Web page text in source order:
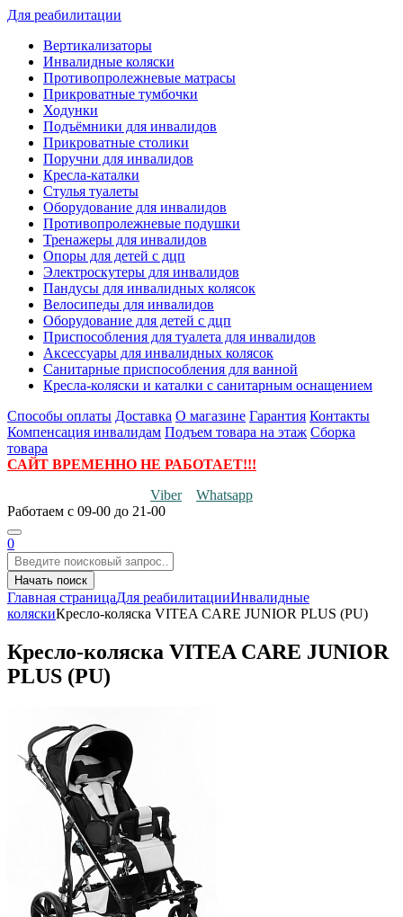
Для реабилитации
Вертикализаторы
Инвалидные коляски
Противопролежневые матрасы
Прикроватные тумбочки
Ходунки
Подъёмники для инвалидов
Прикроватные столики
Поручни для инвалидов
Кресла-каталки
Стулья туалеты
Оборудование для инвалидов
Противопролежневые подушки
Тренажеры для инвалидов
Опоры для детей с дцп
Электроскутеры для инвалидов
Пандусы для инвалидных колясок
Велосипеды для инвалидов
Оборудование для детей с дцп
Приспособления для туалета для инвалидов
Аксессуары для инвалидных колясок
Санитарные приспособления для ванной
Кресла-коляски и каталки с санитарным оснащением
Способы оплаты Доставка О магазине Гарантия Контакты
Компенсация инвалидам Подъем товара на этаж Сборка
товара
САЙТ ВРЕМЕННО НЕ РАБОТАЕТ!!!
Viber
Whatsapp
Работаем с 09-00 до 21-00
0
Начать поиск
Главная страницаДля реабилитацииИнвалидные
коляскиКресло-коляска VITEA CARE JUNIOR PLUS (PU)
Кресло-коляска VITEA CARE JUNIOR
PLUS (PU)